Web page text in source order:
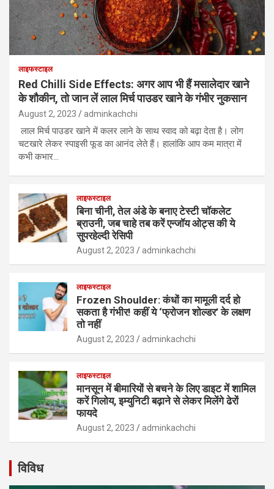
लाइफस्टाइल
Red Chilli Side Effects: अगर आप भी हैं मसालेदार खाने
के शौकीन, तो जान लें लाल मिर्च पाउडर खाने के गंभीर नुकसान
August 2, 2023 adminkachchi
लाल मिर्च पाउडर खाने में कलर लाने के साथ स्वाद को बढ़ा देता है। लोग
चटखारे लेकर स्पाइसी फूड का आनंद लेते हैं। हालांकि आप कम मात्रा में
कभी कभार…
लाइफस्टाइल
बिना चीनी, तेल अंडे के बनाए टेस्टी चॉकलेट
ब्राउनी, जब चाहे तब करें एन्जॉय ओट्स की ये
सुपरहेल्दी रेसिपी
August 2, 2023 adminkachchi
लाइफस्टाइल
Frozen Shoulder: कंधों का मामूली दर्द हो
सकता है गंभीर! कहीं ये ‘फ्रोजन शोल्डर’ के लक्षण
तो नहीं
August 2, 2023 adminkachchi
लाइफस्टाइल
मानसून में बीमारियों से बचने के लिए डाइट में शामिल
करें गिलोय, इम्युनिटी बढ़ाने से लेकर मिलेंगे ढेरों
फायदे
August 2, 2023 adminkachchi
विविध